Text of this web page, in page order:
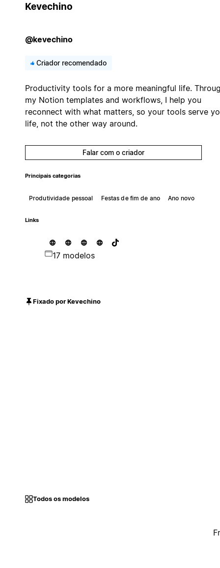
Kevechino
@kevechino
Criador recomendado
Productivity tools for a more meaningful life.
my Notion templates and workflows, I help you
reconnect with what matters, so your tools serve
life, not the other way around.
Falar com o criador
Principais categorias
Produtividade pessoal Festas de fim de ano Ano novo
Links
17 modelos
Fixado por Kevechino
Todos os modelos